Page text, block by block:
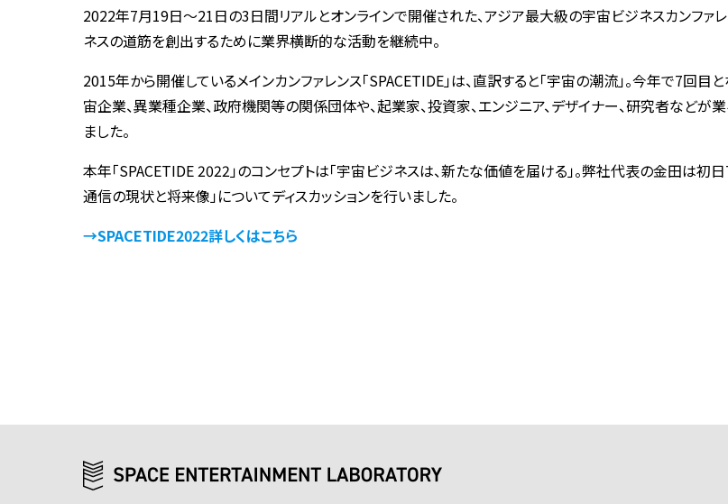
2022年7月19日〜21日の3日間リアルとオンラインで開催された、アジア最大級の宇宙ビジネスカンファ
ネスの道筋を創出するために業界横断的な活動を継続中。
2015年から開催しているメインカンファレンス「SPACETIDE」は、直訳すると「宇宙の潮流」。今年で7回目
宙企業、異業種企業、政府機関等の関係団体や、起業家、投資家、エンジニア、デザイナー、研究者などが
ました。
本年「SPACETIDE 2022」のコンセプトは「宇宙ビジネスは、新たな価値を届ける」。弊社代表の金田は初
通信の現状と将来像」についてディスカッションを行いました。
→SPACETIDE2022詳しくはこちら